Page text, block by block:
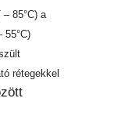
85°C) a
55°C)
rétegekkel